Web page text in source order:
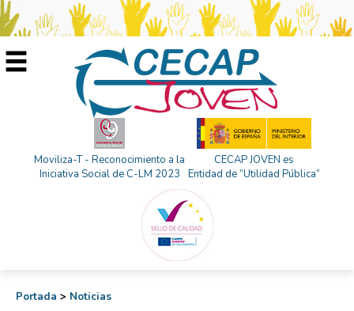
Moviliza-T - Reconocimiento a la
Iniciativa Social de C-LM 2023
CECAP JOVEN es
Entidad de “Utilidad Pública”
Portada > Noticias